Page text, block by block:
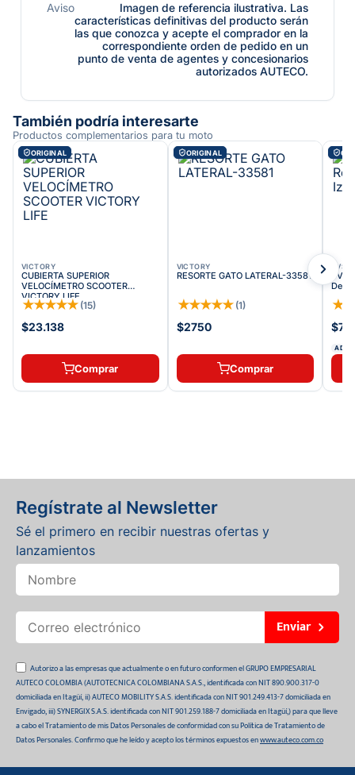
Aviso
Imagen de referencia ilustrativa. Las
características definitivas del producto serán
las que conozca y acepte el comprador en la
correspondiente orden de pedido en un
punto de venta de agentes y concesionarios
autorizados AUTECO.
También podría interesarte
Productos complementarios para tu moto
ORIGINAL
VICTORY
CUBIERTA SUPERIOR
VELOCÍMETRO SCOOTER
VICTORY LIFE
★★★★★ (15)
$23.138
Comprar
ORIGINAL
VICTORY
RESORTE GATO LATERAL-33581
★★★★★ (1)
$2750
Comprar
TVS
TVS
★
ADDI
Regístrate al Newsletter
Sé el primero en recibir nuestras ofertas y
lanzamientos
Enviar
Autorizo a las empresas que actualmente o en futuro conformen el GRUPO EMPRESARIAL
AUTECO COLOMBIA (AUTOTECNICA COLOMBIANA S.A.S., identificada con NIT 890.900.317-0
domiciliada en Itagüí, ii) AUTECO MOBILITY S.A.S. identificada con NIT 901.249.413-7 domiciliada en
Envigado, iii) SYNERGIX S.A.S. identificada con NIT 901.259.188-7 domiciliada en Itagüí,) para que lleve
a cabo el Tratamiento de mis Datos Personales de conformidad con su Política de Tratamiento de
Datos Personales. Confirmo que he leído y acepto los términos expuestos enwww.auteco.com.co